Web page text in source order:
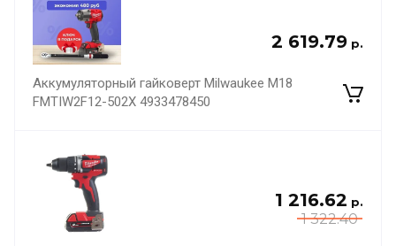
2 619.79 р.
Аккумуляторный гайковерт Milwaukee M18
FMTIW2F12-502X 4933478450
1 322.40
1 216.62 р.